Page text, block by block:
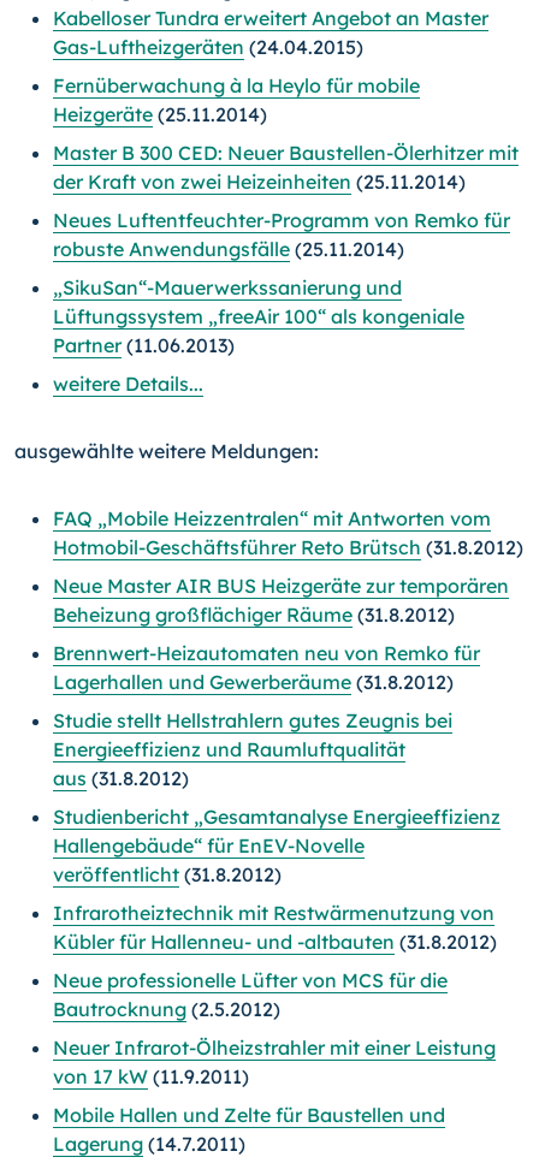
Kabelloser Tundra erweitert Angebot an Master
Gas-Luftheizgeräten (24.04.2015)
Fernüberwachung à la Heylo für mobile
Heizgeräte (25.11.2014)
Master B 300 CED: Neuer Baustellen-Ölerhitzer mit
der Kraft von zwei Heizeinheiten (25.11.2014)
Neues Luftentfeuchter-Programm von Remko für
robuste Anwendungsfälle (25.11.2014)
„SikuSan“-Mauerwerkssanierung und
Lüftungssystem „freeAir 100“ als kongeniale
Partner(11.06.2013)
weitere Details...
ausgewählte weitere Meldungen:
FAQ „Mobile Heizzentralen“ mit Antworten vom
Hotmobil-Geschäftsführer Reto Brütsch (31.8.2012)
Neue Master AIR BUS Heizgeräte zur temporären
Beheizung großflächiger Räume (31.8.2012)
Brennwert-Heizautomaten neu von Remko für
Lagerhallen und Gewerberäume (31.8.2012)
Studie stellt Hellstrahlern gutes Zeugnis bei
Energieeffizienz und Raumluftqualität
aus (31.8.2012)
Studienbericht „Gesamtanalyse Energieeffizienz
Hallengebäude“ für EnEV-Novelle
veröffentlicht (31.8.2012)
Infrarotheiztechnik mit Restwärmenutzung von
Kübler für Hallenneu- und -altbauten (31.8.2012)
Neue professionelle Lüfter von MCS für die
Bautrocknung (2.5.2012)
Neuer Infrarot-Ölheizstrahler mit einer Leistung
von 17 kW (11.9.2011)
Mobile Hallen und Zelte für Baustellen und
Lagerung (14.7.2011)